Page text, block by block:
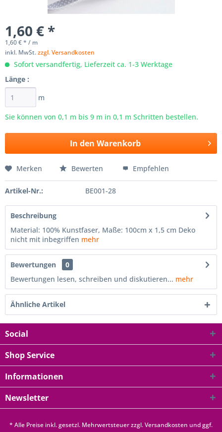
1,60 € *
1,60 € * / m
inkl. MwSt.zzgl. Versandkosten
Sofort versandfertig, Lieferzeit ca. 1-3 Werktage
Länge :
m
Sie können von 0,1 m bis 9 m in 0,1 m Schritten bestellen.
In den Warenkorb
Merken Bewerten Empfehlen
Artikel-Nr.: BE001-28
Beschreibung
Material: 100% Kunstfaser, Maße: 100cm x 1,5 cm Deko
nicht mit inbegriffen mehr
Bewertungen
0
Bewertungen lesen, schreiben und diskutieren... mehr
Ähnliche Artikel
Social
Shop Service
Informationen
Newsletter
* Alle Preise inkl. gesetzl. Mehrwertsteuer zzgl.Versandkosten und ggf.